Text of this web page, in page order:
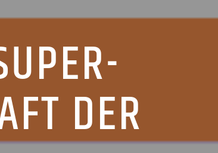
DER